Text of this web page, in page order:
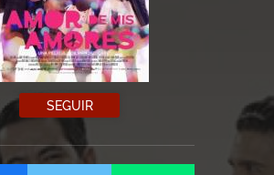
SEGUIR